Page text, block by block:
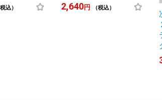
税込） 2,640円 （税込）